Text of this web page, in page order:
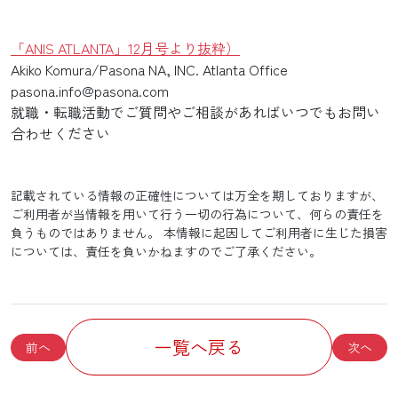
「ANIS ATLANTA」12月号より抜粋）
Akiko Komura/Pasona NA, INC. Atlanta Office
pasona.info@pasona.com
就職・転職活動でご質問やご相談があればいつでもお問い
合わせください
記載されている情報の正確性については万全を期しておりますが、
ご利用者が当情報を用いて行う一切の行為について、何らの責任を
負うものではありません。 本情報に起因してご利用者に生じた損害
については、責任を負いかねますのでご了承ください。
前へ 一覧へ戻る 次へ